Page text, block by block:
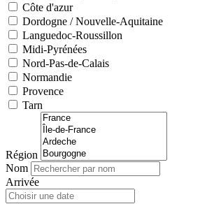
Côte d'azur
Dordogne / Nouvelle-Aquitaine
Languedoc-Roussillon
Midi-Pyrénées
Nord-Pas-de-Calais
Normandie
Provence
Tarn
Région
Nom
Arrivée